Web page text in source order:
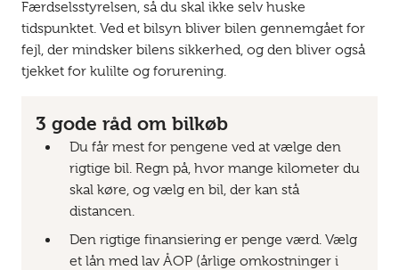
Færdselsstyrelsen, så du skal ikke selv huske
tidspunktet. Ved et bilsyn bliver bilen gennemgået for
fejl, der mindsker bilens sikkerhed, og den bliver også
tjekket for kulilte og forurening.
3 gode råd om bilkøb
Du får mest for pengene ved at vælge den
rigtige bil. Regn på, hvor mange kilometer du
skal køre, og vælg en bil, der kan stå
distancen.
Den rigtige finansiering er penge værd. Vælg
et lån med lav ÅOP (årlige omkostninger i